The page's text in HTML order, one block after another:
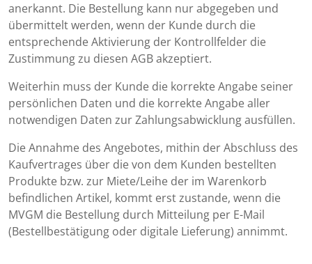
anerkannt. Die Bestellung kann nur abgegeben und
übermittelt werden, wenn der Kunde durch die
entsprechende Aktivierung der Kontrollfelder die
Zustimmung zu diesen AGB akzeptiert.
Weiterhin muss der Kunde die korrekte Angabe seiner
persönlichen Daten und die korrekte Angabe aller
notwendigen Daten zur Zahlungsabwicklung ausfüllen.
Die Annahme des Angebotes, mithin der Abschluss des
Kaufvertrages über die von dem Kunden bestellten
Produkte bzw. zur Miete/Leihe der im Warenkorb
befindlichen Artikel, kommt erst zustande, wenn die
MVGM die Bestellung durch Mitteilung per E-Mail
(Bestellbestätigung oder digitale Lieferung) annimmt.